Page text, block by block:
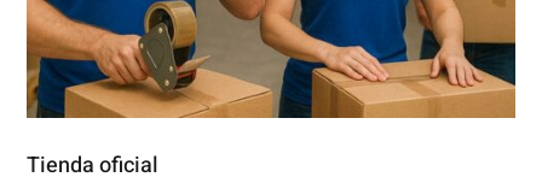
Tienda oficial